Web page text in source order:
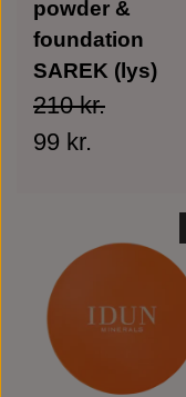
powder &
foundation
SAREK (lys)
210 kr.
99 kr.